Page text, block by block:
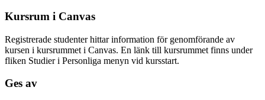
Kursrum i Canvas
Registrerade studenter hittar information för genomförande av
kursen i kursrummet i Canvas. En länk till kursrummet finns under
fliken Studier i Personliga menyn vid kursstart.
Ges av